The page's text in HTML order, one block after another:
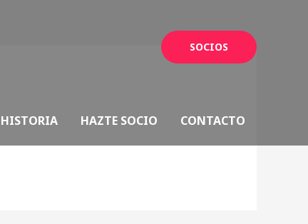
SOCIOS
HISTORIA HAZTE SOCIO CONTACTO